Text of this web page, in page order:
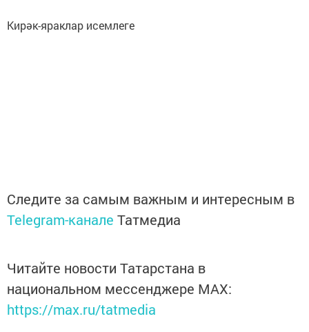
Кирәк-яраклар исемлеге
Следите за самым важным и интересным в
Telegram-канале Татмедиа
Читайте новости Татарстана в
национальном мессенджере MАХ:
https://max.ru/tatmedia